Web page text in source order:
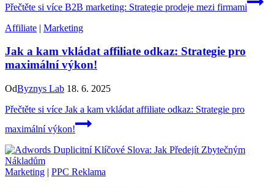
Přečtěte si více B2B marketing: Strategie prodeje mezi firmami
Affiliate | Marketing
Jak a kam vkládat affiliate odkaz: Strategie pro
maximální výkon!
OdByznys Lab 18. 6. 2025
Přečtěte si více Jak a kam vkládat affiliate odkaz: Strategie pro
maximální výkon!
Marketing | PPC Reklama